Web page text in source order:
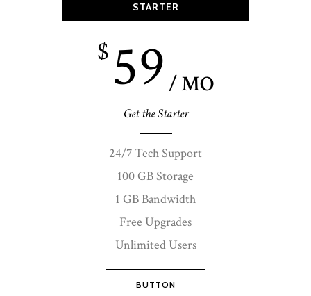
STARTER
$59 / MO
Get the Starter
24/7 Tech Support
100 GB Storage
1 GB Bandwidth
Free Upgrades
Unlimited Users
BUTTON